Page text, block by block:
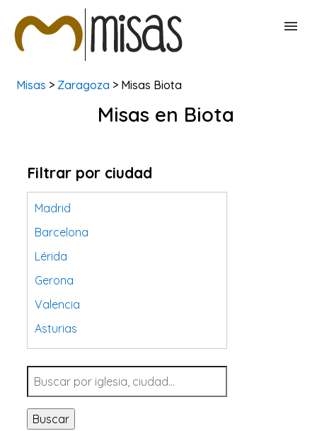
BUSCAR MISAS
Misas > Zaragoza > Misas Biota
Misas en Biota
Filtrar por ciudad
Madrid
Barcelona
Lérida
Gerona
Valencia
Asturias
Tarragona
Navarra
Valladolid
Sevilla
Buscar